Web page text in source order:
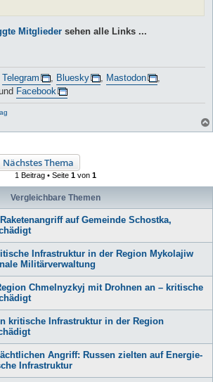
Mitglieder sehen alle Links ...
Telegram Bluesky Mastodon
Facebook
Nächstes Thema
1 Beitrag • Seite 1 von 1
Vergleichbare Themen
auf Gemeinde Schostka,
Infrastruktur in der Region Mykolajiw
Militärverwaltung
Chmelnyzkyj mit Drohnen an – kritische
kritische Infrastruktur in der Region
Angriff: Russen zielten auf Energie-
Infrastruktur